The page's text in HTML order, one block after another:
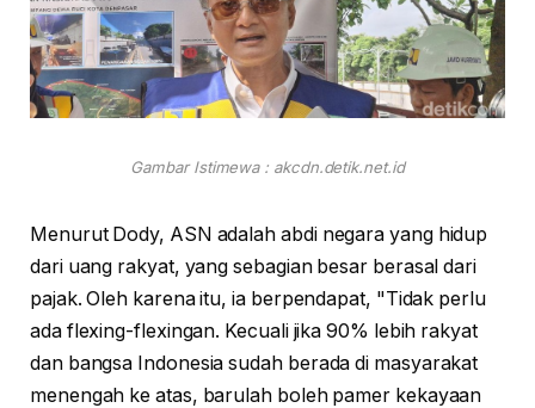
Gambar Istimewa : akcdn.detik.net.id
Menurut Dody, ASN adalah abdi negara yang hidup
dari uang rakyat, yang sebagian besar berasal dari
pajak. Oleh karena itu, ia berpendapat, "Tidak perlu
ada flexing-flexingan. Kecuali jika 90% lebih rakyat
dan bangsa Indonesia sudah berada di masyarakat
menengah ke atas, barulah boleh pamer kekayaan